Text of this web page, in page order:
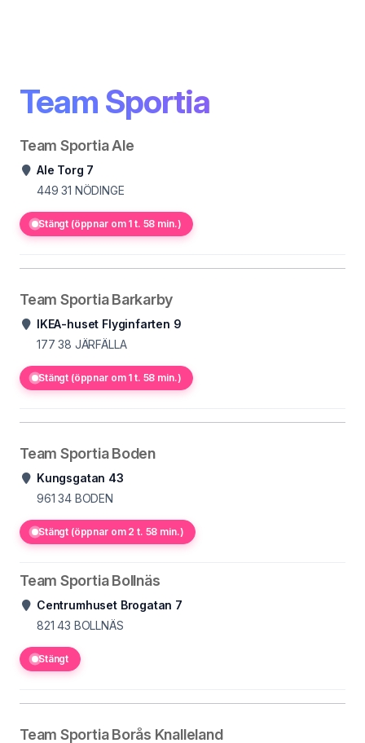
Team Sportia
Team Sportia Ale
Ale Torg 7
449 31 NÖDINGE
Stängt (öppnar om 1 t. 58 min.)
Team Sportia Barkarby
IKEA-huset Flyginfarten 9
177 38 JÄRFÄLLA
Stängt (öppnar om 1 t. 58 min.)
Team Sportia Boden
Kungsgatan 43
961 34 BODEN
Stängt (öppnar om 2 t. 58 min.)
Team Sportia Bollnäs
Centrumhuset Brogatan 7
821 43 BOLLNÄS
Stängt
Team Sportia Borås Knalleland